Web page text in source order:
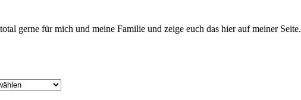
gerne für mich und meine Familie und zeige euch das hier auf meiner Seite.